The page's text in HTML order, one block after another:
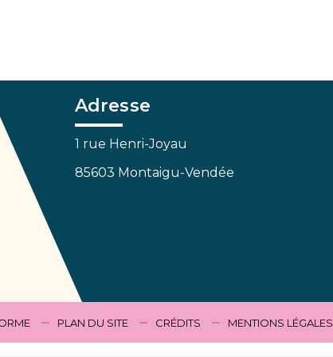
Adresse
1 rue Henri-Joyau
85603 Montaigu-Vendée
PLAN DU SITE CRÉDITS MENTIONS LÉGALES